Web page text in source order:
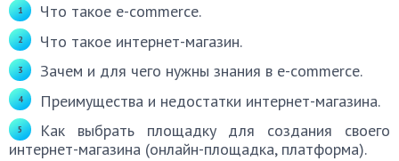
Что такое e-commerce.
Что такое интернет-магазин.
Зачем и для чего нужны знания в e-commerce.
Преимущества и недостатки интернет-магазина.
Как выбрать площадку для создания своего
интернет-магазина (онлайн-площадка, платформа).